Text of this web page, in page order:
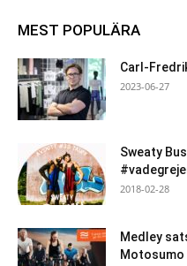
MEST POPULÄRA
Carl-
2023-06-27
Sweaty
2018-02-28
Medley